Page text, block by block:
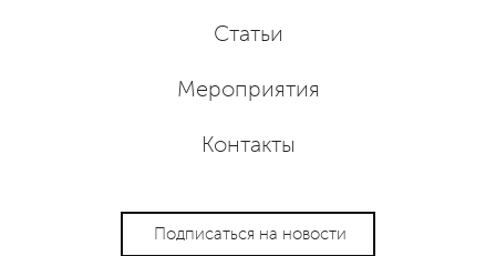
Статьи
Мероприятия
Контакты
Подписаться на новости